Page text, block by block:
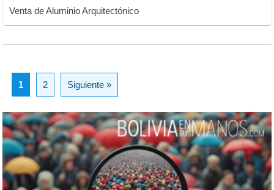
Venta de Aluminio Arquitectónico
1 2 Siguiente »